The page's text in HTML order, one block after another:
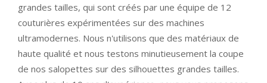
grandes tailles, qui sont créés par une équipe de 12
couturières expérimentées sur des machines
ultramodernes. Nous n'utilisons que des matériaux de
haute qualité et nous testons minutieusement la coupe
de nos salopettes sur des silhouettes grandes tailles.